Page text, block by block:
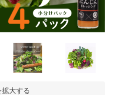
大する